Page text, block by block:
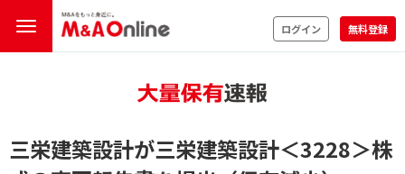
ログイン 無料登録
三栄建築設計が三栄建築設計＜3228＞株